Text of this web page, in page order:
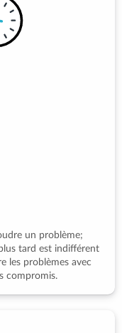
un problème;
tard est indifférent
les problèmes avec
compromis.